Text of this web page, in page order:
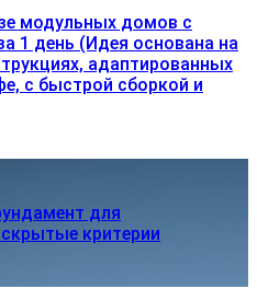
модульных домов с
1 день (Идея основана на
адаптированных
с быстрой сборкой и
для
критерии